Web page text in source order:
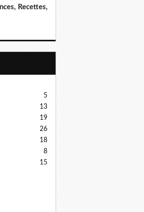
Recettes,
5
13
19
26
18
8
15